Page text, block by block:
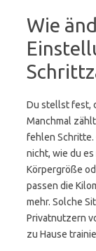
Wie
Du stellst fest,
Manchmal
fehlen Schritte.
nicht, wie du
Körpergröße
passen die
mehr. Solche
Privatnutzern
zu Hause